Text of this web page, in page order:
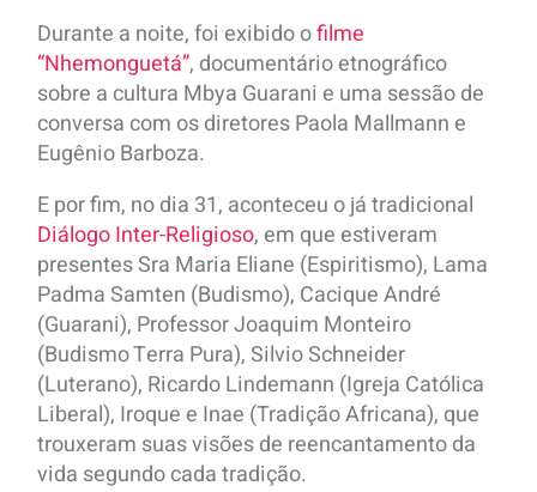
Durante a noite, foi exibido ofilme
“Nhemonguetá”, documentário etnográfico
sobre a cultura Mbya Guarani e uma sessão de
conversa com os diretores Paola Mallmann e
Eugênio Barboza.
E por fim, no dia 31, aconteceu o já tradicional
Diálogo Inter-Religioso, em que estiveram
presentes Sra Maria Eliane (Espiritismo), Lama
Padma Samten (Budismo), Cacique André
(Guarani), Professor Joaquim Monteiro
(Budismo Terra Pura), Silvio Schneider
(Luterano), Ricardo Lindemann (Igreja Católica
Liberal), Iroque e Inae (Tradição Africana), que
trouxeram suas visões de reencantamento da
vida segundo cada tradição.